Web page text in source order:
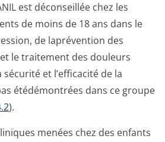
est déconseillée chez les
de moins de 18 ans dans le
de laprévention des
le traitement des douleurs
et l’efficacité de la
étédémontrées dans ce groupe
).
menées chez des enfants